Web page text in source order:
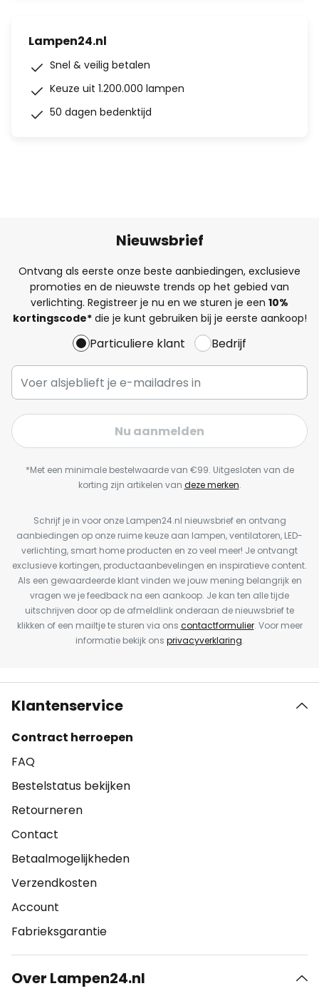
Lampen24.nl
Snel & veilig betalen
Keuze uit 1.200.000 lampen
50 dagen bedenktijd
Nieuwsbrief
Ontvang als eerste onze beste aanbiedingen, exclusieve
promoties en de nieuwste trends op het gebied van
verlichting. Registreer je nu en we sturen je een 10%
kortingscode*die je kunt gebruiken bij je eerste aankoop!
Particuliere klant Bedrijf
Nu aanmelden
*Met een minimale bestelwaarde van €99. Uitgesloten van de
korting zijn artikelen van deze merken.
Schrijf je in voor onze Lampen24.nl nieuwsbrief en ontvang
aanbiedingen op onze ruime keuze aan lampen, ventilatoren, LED-
verlichting, smart home producten en zo veel meer! Je ontvangt
exclusieve kortingen, productaanbevelingen en inspiratieve content.
Als een gewaardeerde klant vinden we jouw mening belangrijk en
vragen we je feedback na een aankoop. Je kan ten alle tijde
uitschrijven door op de afmeldlink onderaan de nieuwsbrief te
klikken of een mailtje te sturen via ons contactformulier. Voor meer
informatie bekijk ons privacyverklaring.
Klantenservice
Contract herroepen
FAQ
Bestelstatus bekijken
Retourneren
Contact
Betaalmogelijkheden
Verzendkosten
Account
Fabrieksgarantie
Over Lampen24.nl